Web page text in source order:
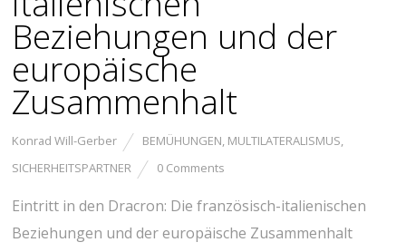
Beziehungen und der
europäische
Zusammenhalt
Konrad Will-Gerber BEMÜHUNGEN, MULTILATERALISMUS,
SICHERHEITSPARTNER
0 Comments
Eintritt in den Dracron: Die französisch-italienischen
Beziehungen und der europäische Zusammenhalt